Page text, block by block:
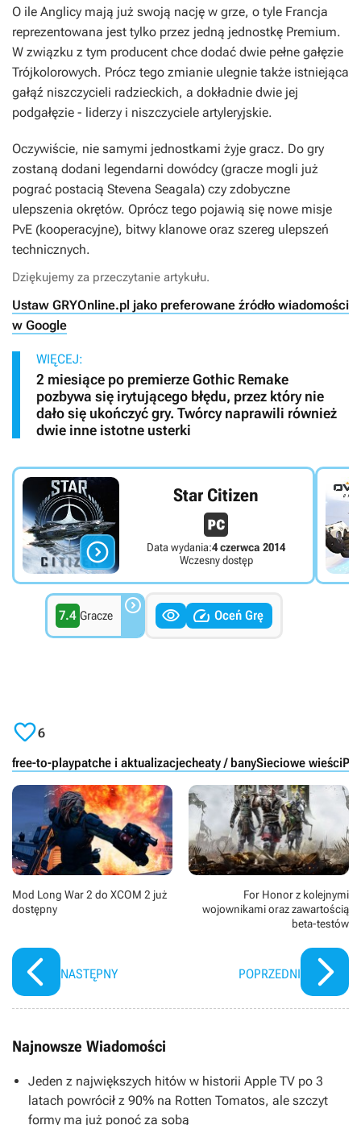
O ile Anglicy mają już swoją nację w grze, o tyle Francja
reprezentowana jest tylko przez jedną jednostkę Premium.
W związku z tym producent chce dodać dwie pełne gałęzie
Trójkolorowych. Prócz tego zmianie ulegnie także istniejąca
gałąź niszczycieli radzieckich, a dokładnie dwie jej
podgałęzie - liderzy i niszczyciele artyleryjskie.
Oczywiście, nie samymi jednostkami żyje gracz. Do gry
zostaną dodani legendarni dowódcy (gracze mogli już
pograć postacią Stevena Seagala) czy zdobyczne
ulepszenia okrętów. Oprócz tego pojawią się nowe misje
PvE (kooperacyjne), bitwy klanowe oraz szereg ulepszeń
technicznych.
Dziękujemy za przeczytanie artykułu.
Ustaw GRYOnline.pl jako preferowane źródło wiadomości
w Google
WIĘCEJ:
2 miesiące po premierze Gothic Remake
pozbywa się irytującego błędu, przez który nie
dało się ukończyć gry. Twórcy naprawili również
dwie inne istotne usterki

Star Citizen
Data wydania:4 czerwca 2014
Wczesny dostęp
7.4 Gracze    Oceń Grę
6
free-to-playpatche i aktualizacjecheaty / banySieciowe wieściPC
Mod Long War 2 do XCOM 2 już
dostępny
NASTĘPNY
For Honor z kolejnymi
wojownikami oraz zawartością
beta-testów
POPRZEDNI
Najnowsze Wiadomości
Jeden z największych hitów w historii Apple TV po 3
latach powrócił z 90% na Rotten Tomatos, ale szczyt
formy ma już ponoć za sobą